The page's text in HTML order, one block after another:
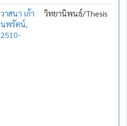
วาสนา เก้า
นพรัตน์,
2510-
วิทยานิพนธ์/Thesis